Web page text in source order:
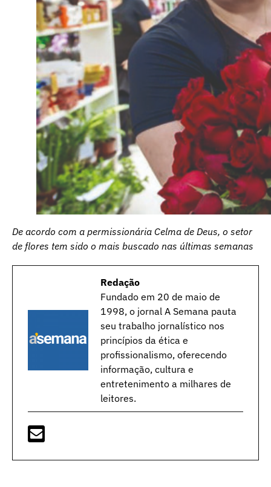
De acordo com a permissionária Celma de Deus, o setor
de flores tem sido o mais buscado nas últimas semanas
Redação
Fundado em 20 de maio de
1998, o jornal A Semana pauta
seu trabalho jornalístico nos
princípios da ética e
profissionalismo, oferecendo
informação, cultura e
entretenimento a milhares de
leitores.